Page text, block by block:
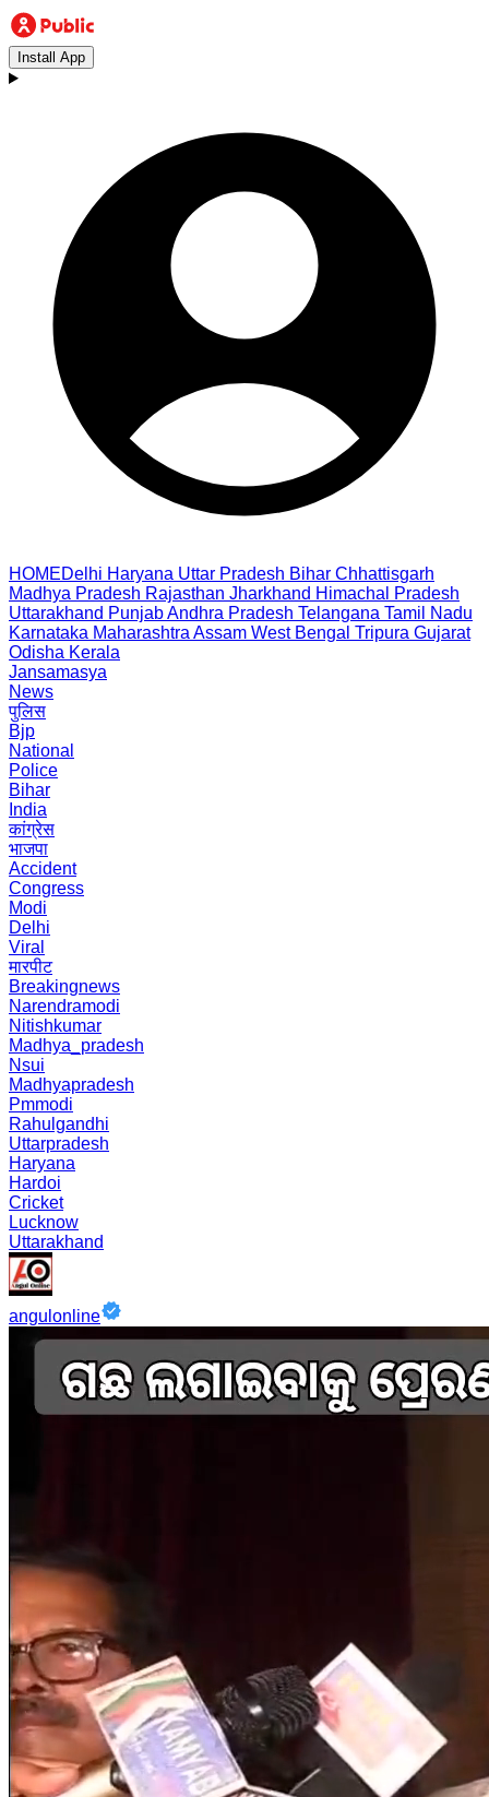
Install App
HOMEDelhi Haryana Uttar Pradesh Bihar Chhattisgarh
Madhya Pradesh Rajasthan Jharkhand Himachal Pradesh
Uttarakhand PunjabAndhra Pradesh Telangana Tamil Nadu
Karnataka Maharashtra Assam West Bengal Tripura Gujarat
Odisha Kerala
Jansamasya
News
पुलिस
Bjp
National
Police
Bihar
India
कांग्रेस
भाजपा
Accident
Congress
Modi
Delhi
Viral
मारपीट
Breakingnews
Narendramodi
Nitishkumar
Madhya_pradesh
Nsui
Madhyapradesh
Pmmodi
Rahulgandhi
Uttarpradesh
Haryana
Hardoi
Cricket
Lucknow
Uttarakhand
angulonline